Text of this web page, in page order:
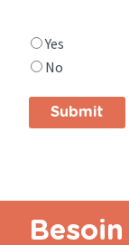
Did
find
you
were
Yes
No